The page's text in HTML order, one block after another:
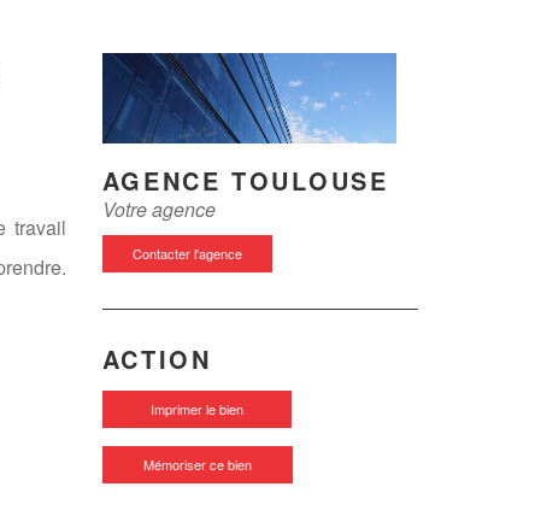
travail
AGENCE TOULOUSE
Votre agence
Contacter l'agence
ACTION
Imprimer le bien
Mémoriser ce bien